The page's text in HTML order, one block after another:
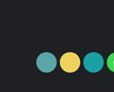
واتس
آپ
آپارات ایتا